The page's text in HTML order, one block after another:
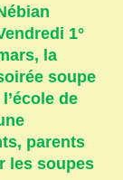
1°
la
soupe
de
parents
les soupes